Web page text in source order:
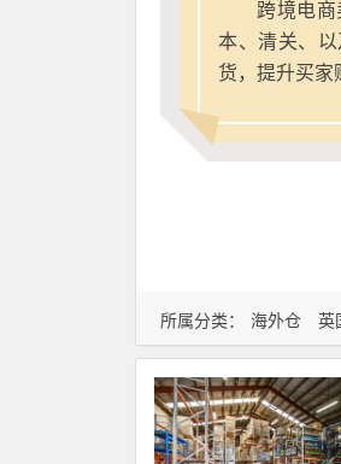
所属分类： 海外仓 英
跨境电
本、清关、
货，提升买家